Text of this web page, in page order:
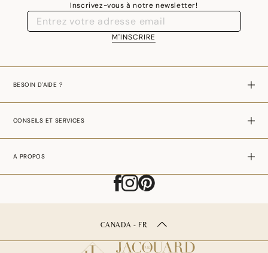
Inscrivez-vous à notre newsletter!
M'INSCRIRE
BESOIN D'AIDE ?
CONSEILS ET SERVICES
A PROPOS
CANADA - FR